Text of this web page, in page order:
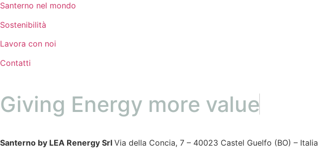
Santerno nel mondo
Sostenibilità
Lavora con noi
Contatti
Giving Energy more value
Santerno by LEA Renergy Srl Via della Concia, 7 – 40023 Castel Guelfo (BO) – Italia